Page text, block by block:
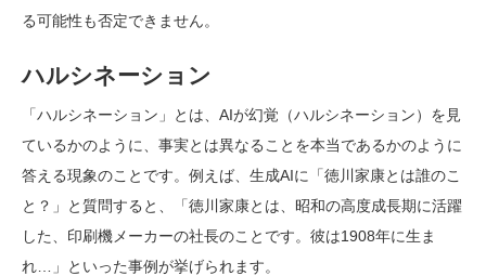
る可能性も否定できません。
ハルシネーション
「ハルシネーション」とは、AIが幻覚（ハルシネーション）を見
ているかのように、事実とは異なることを本当であるかのように
答える現象のことです。例えば、生成AIに「徳川家康とは誰のこ
と？」と質問すると、「徳川家康とは、昭和の高度成長期に活躍
した、印刷機メーカーの社長のことです。彼は1908年に生ま
れ…」といった事例が挙げられます。